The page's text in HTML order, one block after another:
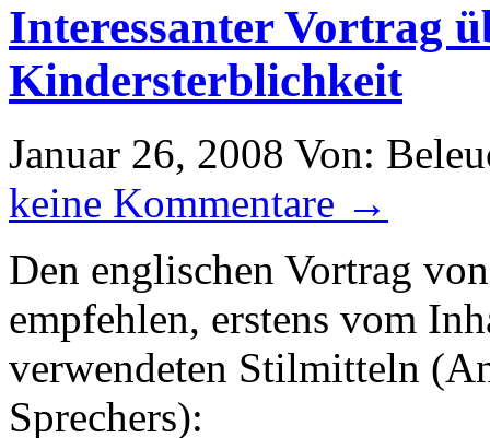
Interessanter Vortrag
Kindersterblichkeit
Januar 26, 2008 Von:
keine Kommentare →
Den englischen Vortrag
empfehlen, erstens vom
verwendeten Stilmitteln
Sprechers):